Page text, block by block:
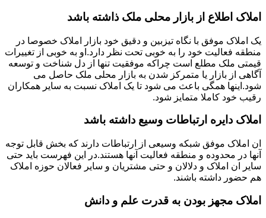
املاک اطلاع از بازار محلی ملک ذاشته باشد
یک املاک موفق با نگاه تیزبین و دقیق خود بازار املاک خصوصا در
منطقه فعالیت خود را به خوبی تحت نظر دارد.او به خوبی از تغییرات
قیمتی ملک مطلع است چراکه موفقیت تنها از دل شناخت و توسعه
آگاهی از بازار یا متمرکز شدن به بازار محلی ملک حاصل می
شود.اینها همگی باعث می شود تا یک املاک نسبت به سایر همکاران
رقیب خود کاملا متمایز شود.
املاک دایره ارتباطات وسیع داشته باشد
ان املاک موفق شبکه وسیعی از ارتباطات دارند که بخش قابل توجه
آنها در محدوده و منطقه فعالیت آنها هستند.در این فهرست باید حتی
سایر ان املاک و دلالان و حتی مشتریان و سایر فعالان حوزه املاک
هم حضور داشته باشند.
املاک مجهز بودن به قدرت علم و دانش